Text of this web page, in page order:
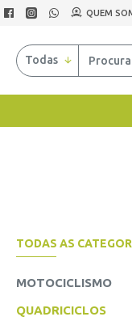
QUEM
Todas
TODAS AS
MOTOCICLISMO
QUADRICICLOS